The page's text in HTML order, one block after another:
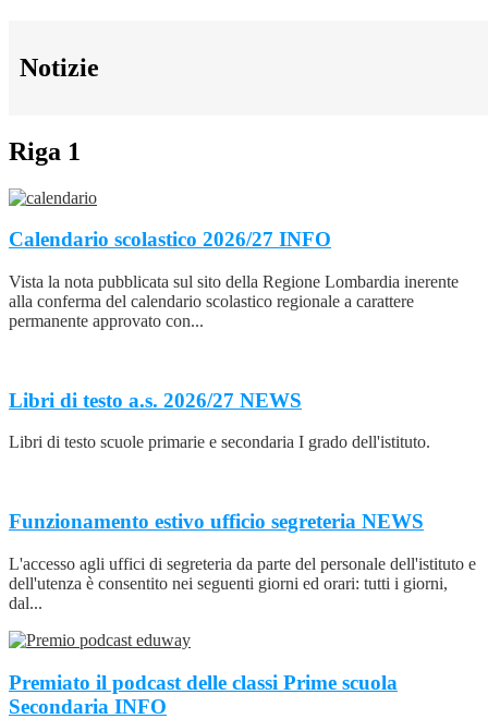
Notizie
Riga 1
Calendario scolastico 2026/27 INFO
Vista la nota pubblicata sul sito della Regione Lombardia inerente
alla conferma del calendario scolastico regionale a carattere
permanente approvato con...
Libri di testo a.s. 2026/27 NEWS
Libri di testo scuole primarie e secondaria I grado dell'istituto.
Funzionamento estivo ufficio segreteria NEWS
L'accesso agli uffici di segreteria da parte del personale dell'istituto e
dell'utenza è consentito nei seguenti giorni ed orari: tutti i giorni,
dal...
Premiato il podcast delle classi Prime scuola
Secondaria INFO